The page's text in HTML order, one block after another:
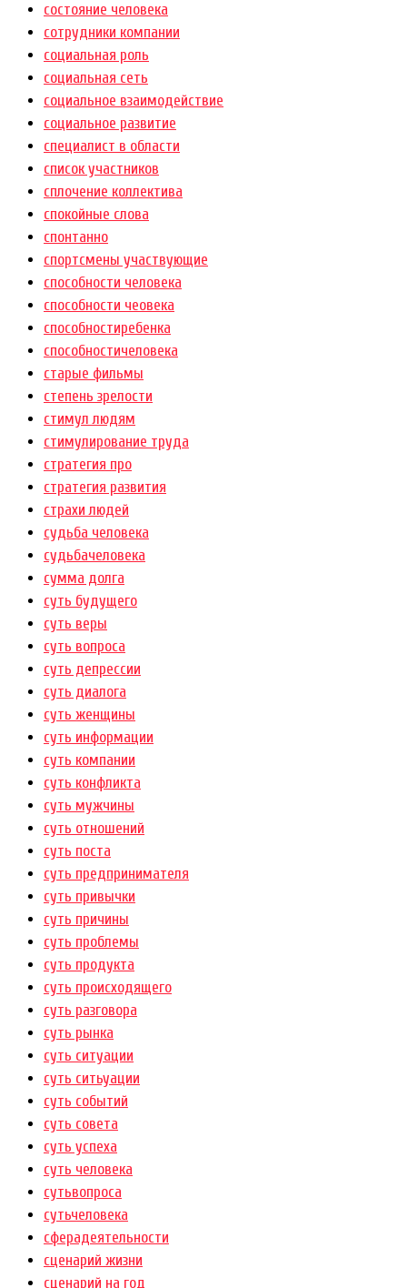
состояние человека
сотрудники компании
социальная роль
социальная сеть
социальное взаимодействие
социальное развитие
специалист в области
список участников
сплочение коллектива
спокойные слова
спонтанно
спортсмены участвующие
способности человека
способности чеовека
способностиребенка
способностичеловека
старые фильмы
степень зрелости
стимул людям
стимулирование труда
стратегия про
стратегия развития
страхи людей
судьба человека
судьбачеловека
сумма долга
суть будущего
суть веры
суть вопроса
суть депрессии
суть диалога
суть женщины
суть информации
суть компании
суть конфликта
суть мужчины
суть отношений
суть поста
суть предпринимателя
суть привычки
суть причины
суть проблемы
суть продукта
суть происходящего
суть разговора
суть рынка
суть ситуации
суть ситьуации
суть событий
суть совета
суть успеха
суть человека
сутьвопроса
сутьчеловека
сферадеятельности
сценарий жизни
сценарий на год